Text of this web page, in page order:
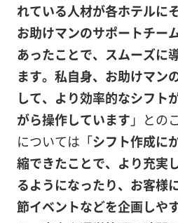
れている人材が各ホテルに
お助けマンのサポートチー
あったことで、スムーズに
ます。私自身、お助けマン
して、より効率的なシフト
がら操作しています」との
については「シフト作成に
縮できたことで、より充実
るようになったり、お客様
節イベントなどを企画しや